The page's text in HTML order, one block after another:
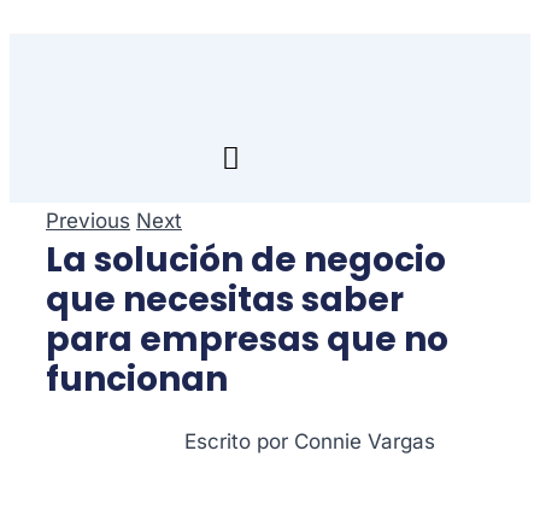
Toggle
Inicio
Transfórmate
Renuévate
Previous Next
La solución de negocio
que necesitas saber
para empresas que no
funcionan
Escrito por Connie Vargas